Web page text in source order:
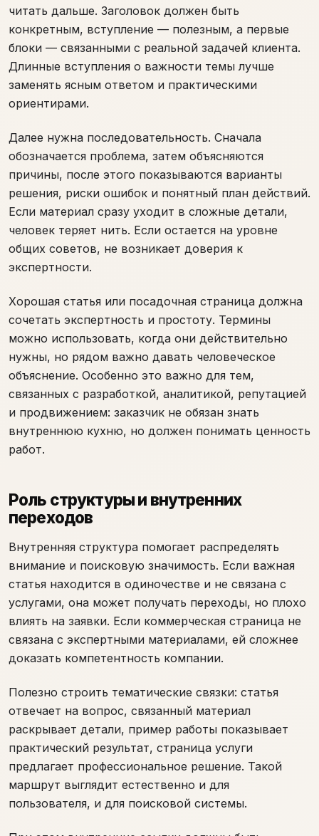
читать дальше. Заголовок должен быть
конкретным, вступление — полезным, а первые
блоки — связанными с реальной задачей клиента.
Длинные вступления о важности темы лучше
заменять ясным ответом и практическими
ориентирами.
Далее нужна последовательность. Сначала
обозначается проблема, затем объясняются
причины, после этого показываются варианты
решения, риски ошибок и понятный план действий.
Если материал сразу уходит в сложные детали,
человек теряет нить. Если остается на уровне
общих советов, не возникает доверия к
экспертности.
Хорошая статья или посадочная страница должна
сочетать экспертность и простоту. Термины
можно использовать, когда они действительно
нужны, но рядом важно давать человеческое
объяснение. Особенно это важно для тем,
связанных с разработкой, аналитикой, репутацией
и продвижением: заказчик не обязан знать
внутреннюю кухню, но должен понимать ценность
работ.
Роль структуры и внутренних
переходов
Внутренняя структура помогает распределять
внимание и поисковую значимость. Если важная
статья находится в одиночестве и не связана с
услугами, она может получать переходы, но плохо
влиять на заявки. Если коммерческая страница не
связана с экспертными материалами, ей сложнее
доказать компетентность компании.
Полезно строить тематические связки: статья
отвечает на вопрос, связанный материал
раскрывает детали, пример работы показывает
практический результат, страница услуги
предлагает профессиональное решение. Такой
маршрут выглядит естественно и для
пользователя, и для поисковой системы.